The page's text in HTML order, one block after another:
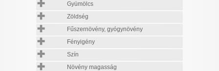
Gyümölcs
Zöldség
Fűszernövény, gyógynövény
Fényigény
Szín
Növény magasság